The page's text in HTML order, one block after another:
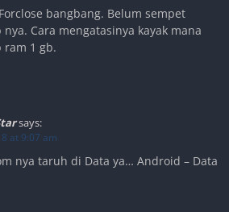
bangbang. Belum sempet
nya. Cara mengatasinya kayak mana
ram 1 gb.
says:
at 9:07 am
nya taruh di Data ya… Android – Data